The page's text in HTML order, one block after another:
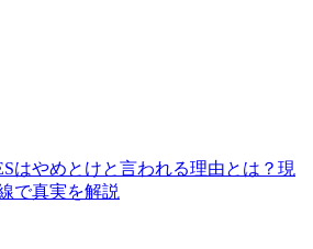
はやめとけと言われる理由とは？現
で真実を解説